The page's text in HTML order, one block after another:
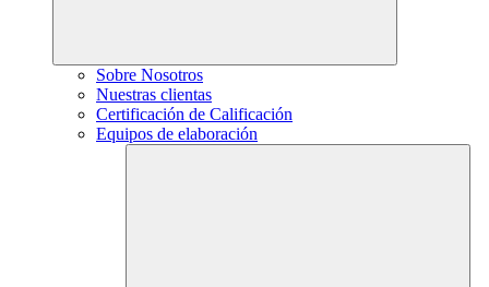
Sobre Nosotros
Nuestras clientas
Certificación de Calificación
Equipos de elaboración